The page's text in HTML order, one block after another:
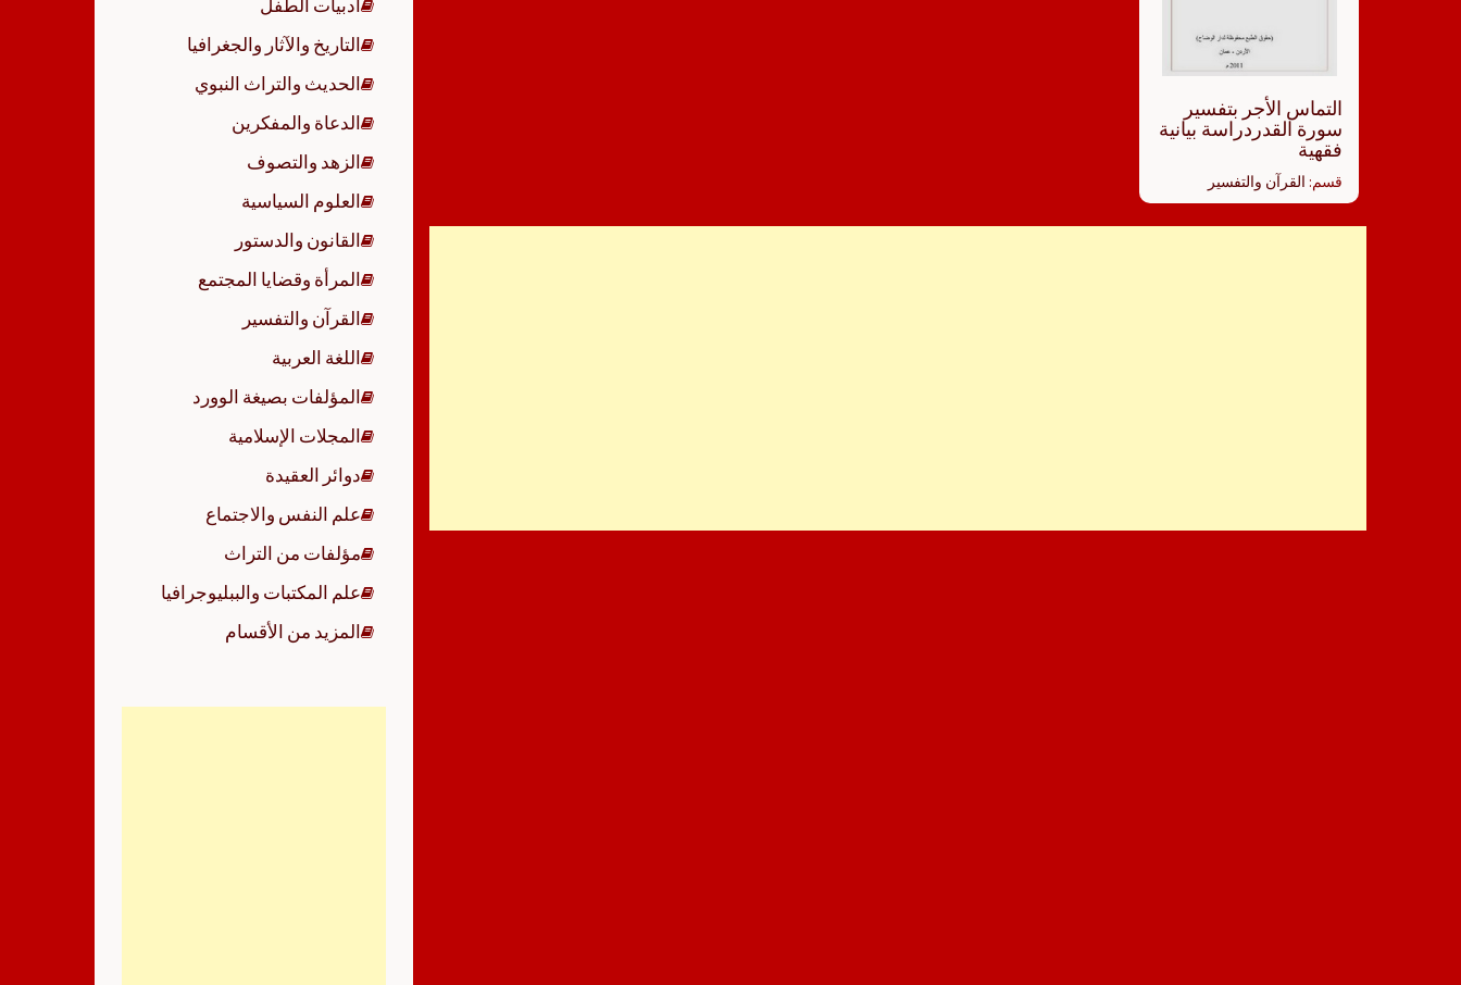
التماس الأجر بتفسير
سورة القدردراسة بيانية
فقهية
قسم: القرآن والتفسير
أدبيات الطفل
التاريخ والآثار والجغرافيا
الحديث والتراث النبوي
الدعاة والمفكرين
الزهد والتصوف
العلوم السياسية
القانون والدستور
المرأة وقضايا المجتمع
القرآن والتفسير
اللغة العربية
المؤلفات بصيغة الوورد
المجلات الإسلامية
دوائر العقيدة
علم النفس والاجتماع
مؤلفات من التراث
علم المكتبات والببليوجرافيا
المزيد من الأقسام